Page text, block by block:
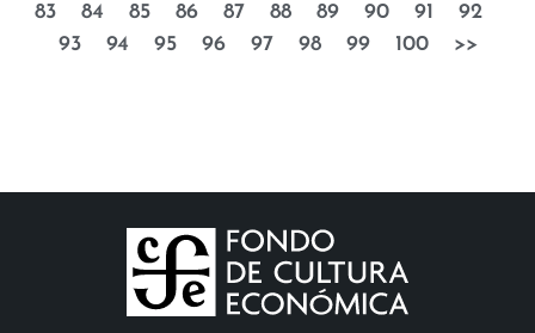
83
84 85 86 87 88 89 90 91
92
93
94 95 96 97 98 99 100 >>